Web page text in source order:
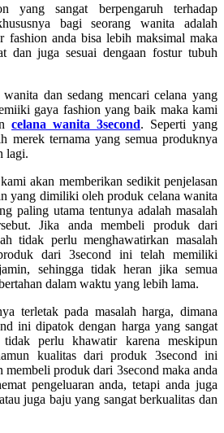
yang sangat berpengaruh terhadap
bagi seorang wanita adalah
fashion anda bisa lebih maksimal maka
dan juga sesuai dengaan fostur tubuh
dan sedang mencari celana yang
gaya fashion yang baik maka kami
celana wanita 3second. Seperti yang
merek ternama yang semua produknya
lagi.
akan memberikan sedikit penjelasan
yang dimiliki oleh produk celana wanita
paling utama tentunya adalah masalah
Jika anda membeli produk dari
tidak perlu menghawatirkan masalah
dari 3second ini telah memiliki
sehingga tidak heran jika semua
dalam waktu yang lebih lama.
terletak pada masalah harga, dimana
ini dipatok dengan harga yang sangat
perlu khawatir karena meskipun
kualitas dari produk 3second ini
produk dari 3second maka anda
pengeluaran anda, tetapi anda juga
juga baju yang sangat berkualitas dan